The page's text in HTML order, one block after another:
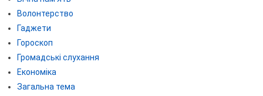
Волонтерство
Гаджети
Гороскоп
Громадські слухання
Економіка
Загальна тема